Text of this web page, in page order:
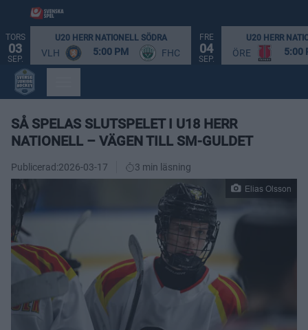
TORS
03
SEP.
U20 HERR NATIONELL SÖDRA
VLH 5:00 PM FHC
FRE
04
SEP.
U20 HERR
ÖRE 5:00
SÅ SPELAS SLUTSPELET I U18 HERR
NATIONELL – VÄGEN TILL SM-GULDET
Publicerad:2026-03-17 3 min läsning
Elias Olsson